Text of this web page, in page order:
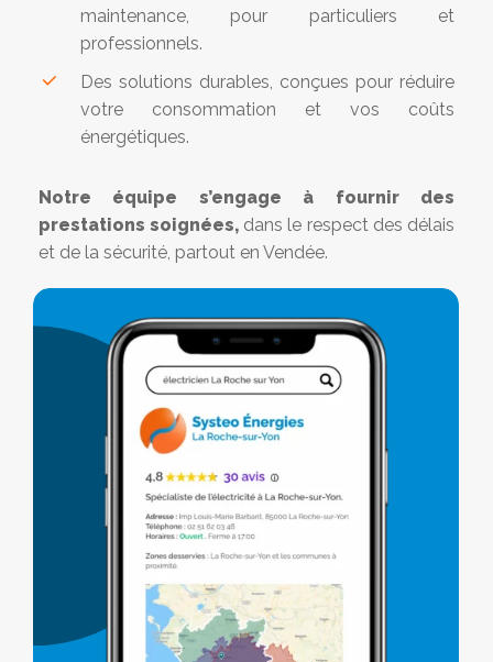
maintenance, pour particuliers et
professionnels.
Des solutions durables, conçues pour réduire
votre consommation et vos coûts
énergétiques.
Notre équipe s’engage à fournir des
prestations soignées, dans le respect des délais
et de la sécurité, partout en Vendée.